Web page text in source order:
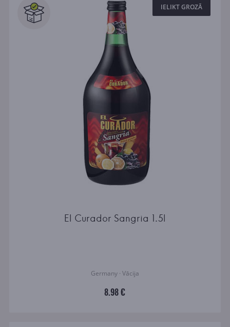
IELIKT GROZĀ
El Curador Sangria 1.5l
Germany · Vācija
8.98 €